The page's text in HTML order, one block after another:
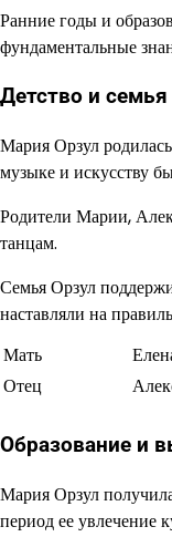
Ранние годы и
фундаментальные
Детство и семья
Мария Орзул
музыке и искусству
Родители Марии,
танцам.
Семья Орзул
наставляли на
Мать
Отец
Образование и
Мария Орзул
период ее увлечение